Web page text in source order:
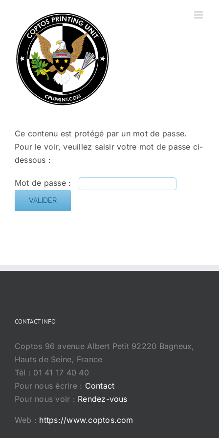
contenu
Ce contenu est protégé par un mot de passe.
Pour le voir, veuillez saisir votre mot de passe ci-
dessous :
Mot de passe :
CONTACT INFO
Coptos 96 avenue Albert Petit 92220 Bagneux,
Hauts de Seine, France
Tél : 01 41 17 40 40
Pour nous écrire : Contact
Pour nous voir : Rendez-vous
Web : https://www.coptos.com